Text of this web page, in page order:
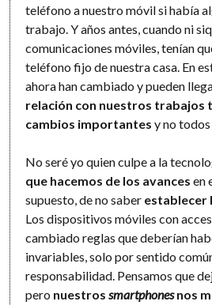
teléfono a nuestro móvil si había
trabajo. Y años antes, cuando ni
comunicaciones móviles, tenían
teléfono fijo de nuestra casa. En
ahora han cambiado y pueden
relación con nuestros trabajos
cambios importantes y no
No seré yo quien culpe a la
que hacemos de los avances en
supuesto, de no saber establecer
Los dispositivos móviles con
cambiado reglas que deberían
invariables, solo por sentido
responsabilidad. Pensamos que
pero nuestrossmartphonesnos